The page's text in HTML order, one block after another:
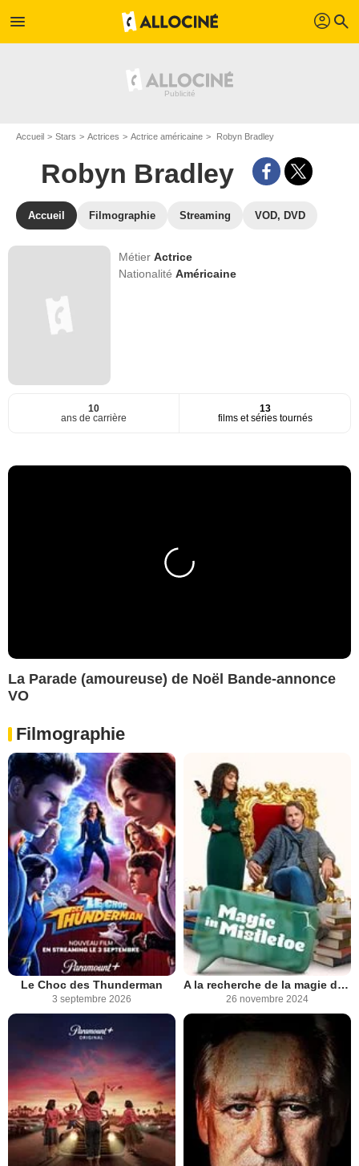
menu profil search
Accueil Stars Actrices Actrice américaine Robyn Bradley
Robyn Bradley
Accueil Filmographie Streaming VOD, DVD
MétierActrice
NationalitéAméricaine
10
ans de carrière
13
films et séries tournés
La Parade (amoureuse) de Noël Bande-annonce
VO
Filmographie
Le Choc des Thunderman
3 septembre 2026
A la recherche de la magie de Noël
26 novembre 2024